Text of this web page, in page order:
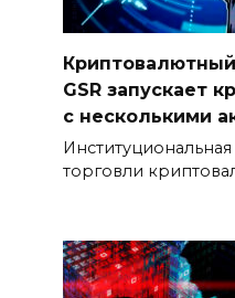
GSR запускает
с несколькими
торговли